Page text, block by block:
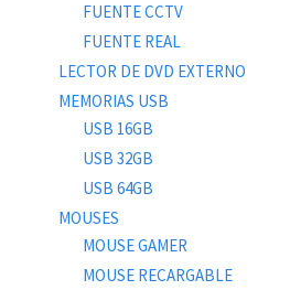
FUENTE CCTV
FUENTE REAL
LECTOR DE DVD EXTERNO
MEMORIAS USB
USB 16GB
USB 32GB
USB 64GB
MOUSES
MOUSE GAMER
MOUSE RECARGABLE